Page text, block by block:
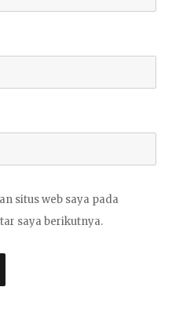
situs web saya pada
saya berikutnya.